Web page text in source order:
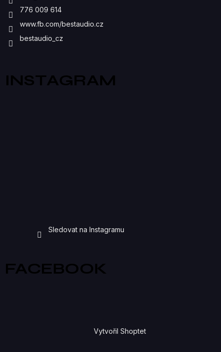
776 009 614
www.fb.com/bestaudio.cz
bestaudio_cz
INSTAGRAM
Sledovat na Instagramu
FACEBOOK
Vytvořil Shoptet